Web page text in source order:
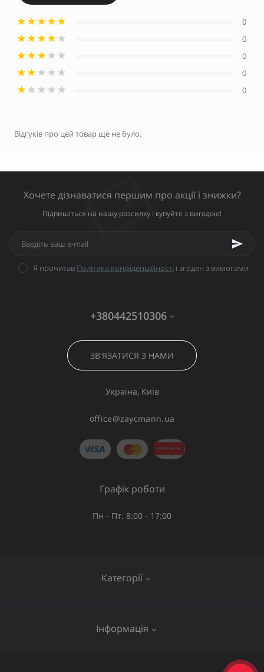
0
0
0
0
0
Відгуків про цей товар ще не було.
Хочете дізнаватися першим про акції і знижки?
Підпишіться на нашу розсилку і купуйте з вигодою!
Я прочитав Політика конфіденційності і згоден з вимогами
+380442510306
ЗВ'ЯЗАТИСЯ З НАМИ
Україна, Київ
office@zaycmann.ua
Категорії
Інформація
Графік роботи
Пн - Пт: 8:00 - 17:00